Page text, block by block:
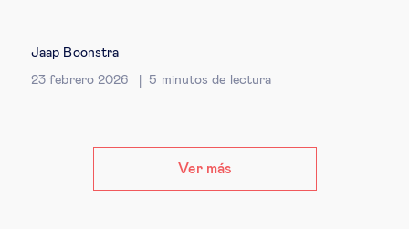
Jaap Boonstra
23 febrero 2026 5 minutos de lectura
Ver más